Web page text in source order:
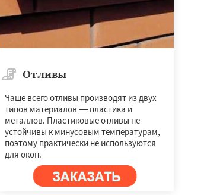
Отливы
Чаще всего отливы производят из двух
типов материалов — пластика и
металлов. Пластиковые отливы не
устойчивы к минусовым температурам,
поэтому практически не используются
для окон.